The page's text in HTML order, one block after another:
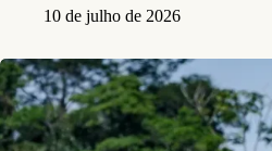
10 de julho de 2026